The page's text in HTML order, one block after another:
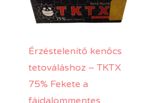
Érzéstelenítő kenőcs
tetováláshoz – TKTX
75% Fekete a
fájdalommentes